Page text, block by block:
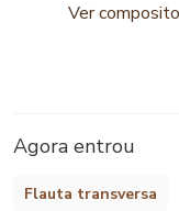
Ver
Agora entrou
Flauta transversa